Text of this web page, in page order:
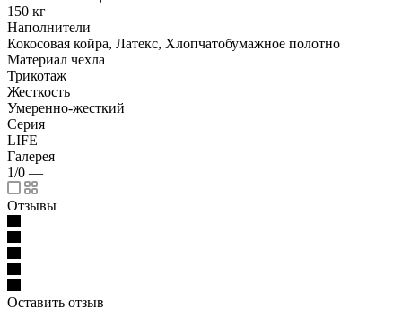
150 кг
Наполнители
Кокосовая койра, Латекс, Хлопчатобумажное полотно
Материал чехла
Трикотаж
Жесткость
Умеренно-жесткий
Серия
LIFE
Галерея
1/0 —
Отзывы
Оставить отзыв